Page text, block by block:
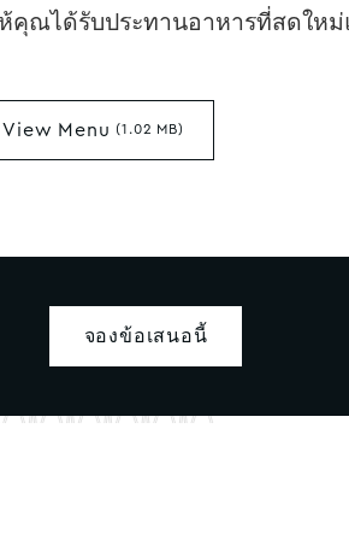
ห้คุณได้รับประทานอาหารที่สดใ
View Menu (1.02 MB)
จองข้อเสนอนี้